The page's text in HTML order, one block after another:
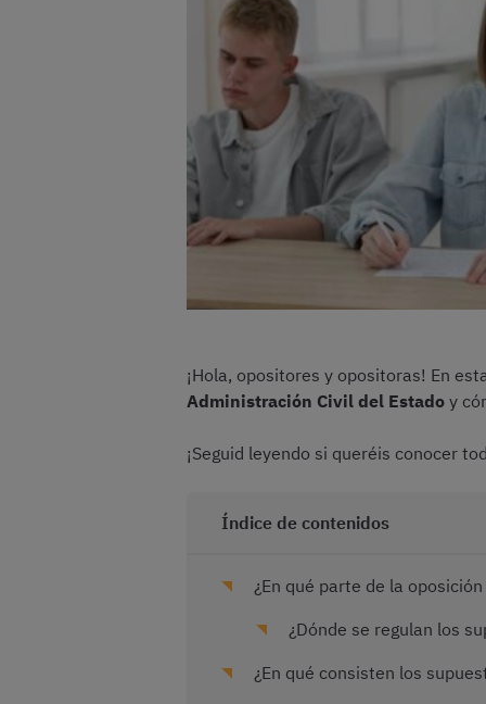
¡Hola, opositores y opositoras! En
Administración Civil del Estado y
¡Seguid leyendo si queréis conocer
Índice de contenidos
¿En qué parte de la
¿Dónde se regulan los
¿En qué consisten los